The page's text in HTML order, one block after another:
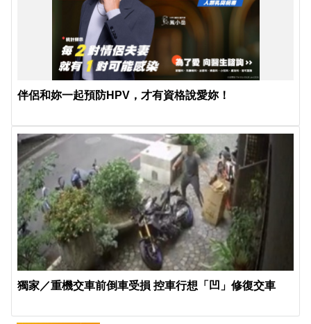
伴侶和妳一起預防HPV，才有資格說愛妳！
獨家／重機交車前倒車受損 控車行想「凹」修復交車